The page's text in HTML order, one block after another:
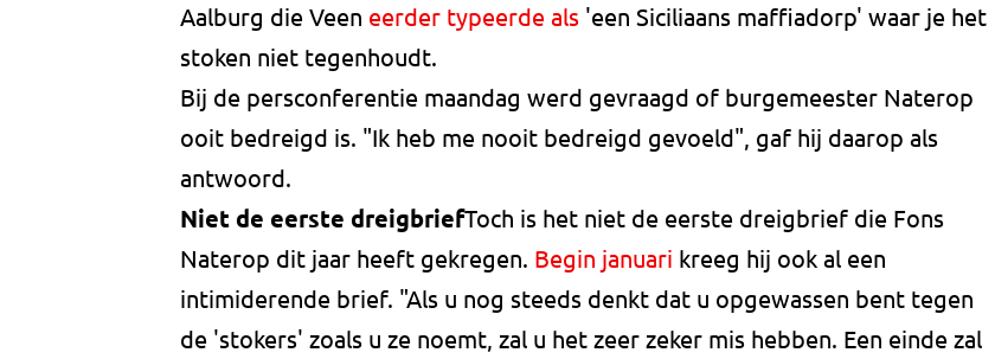
Aalburg die Veen eerder typeerde als 'een Siciliaans maffiadorp' waar je het
stoken niet tegenhoudt.
Bij de persconferentie maandag werd gevraagd of burgemeester Naterop
ooit bedreigd is. "Ik heb me nooit bedreigd gevoeld", gaf hij daarop als
antwoord.
Niet de eerste dreigbriefToch is het niet de eerste dreigbrief die Fons
Naterop dit jaar heeft gekregen. Begin januari kreeg hij ook al een
intimiderende brief. "Als u nog steeds denkt dat u opgewassen bent tegen
de 'stokers' zoals u ze noemt, zal u het zeer zeker mis hebben. Een einde zal